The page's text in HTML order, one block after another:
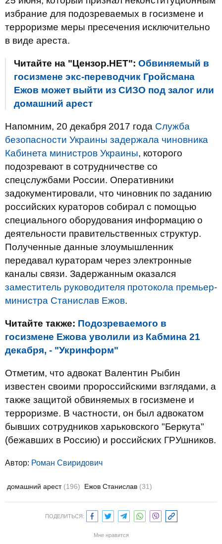
избрание для подозреваемых в госизмене и
терроризме меры пресечения исключительно
в виде ареста.
Читайте на "Цензор.НЕТ": Обвиняемый в
госизмене экс-переводчик Гройсмана
Ежов может выйти из СИЗО под залог или
домашний арест
Напомним, 20 декабря 2017 года Служба
безопасности Украины задержала чиновника
Кабинета министров Украины, которого
подозревают в сотрудничестве со
спецслужбами России. Оперативники
задокументировали, что чиновник по заданию
российских кураторов собирал с помощью
специального оборудования информацию о
деятельности правительственных структур.
Полученные данные злоумышленник
передавал кураторам через электронные
каналы связи. Задержанным оказался
заместитель руководителя протокола премьер-
министра Станислав Ежов.
Читайте также: Подозреваемого в
госизмене Ежова уволили из Кабмина 21
декабря, - "Укринформ"
Отметим, что адвокат Валентин Рыбин
известен своими пророссийскими взглядами, а
также защитой обвиняемых в госизмене и
терроризме. В частности, он был адвокатом
бывших сотрудников харьковского "Беркута"
(бежавших в Россию) и российских ГРУшников.
Автор: Роман Свиридович
домашний арест (196) Ежов Станислав (31)
ПОДЕЛИТЬСЯ:
Мне нравится